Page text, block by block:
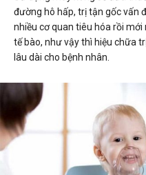
đường hô hấp, trị tận gốc vấn
nhiều cơ quan tiêu hóa rồi
tế bào, như vậy thì hiệu chữa
lâu dài cho bệnh nhân.